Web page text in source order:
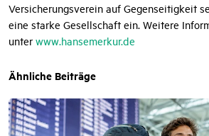
Versicherungsverein auf Gegenseitigkeit
eine starke Gesellschaft ein. Weitere
unter www.hansemerkur.de
Ähnliche Beiträge